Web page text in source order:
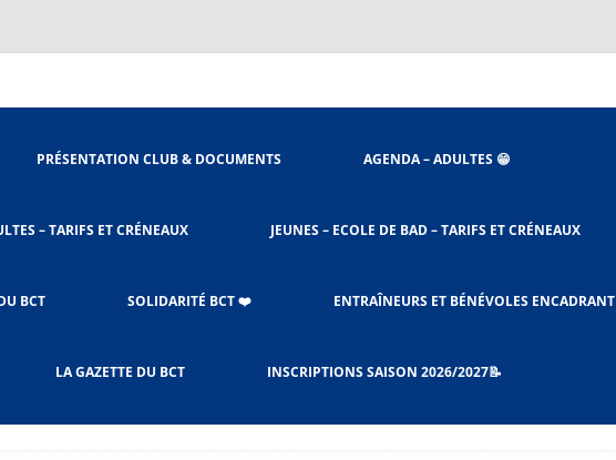
PRÉSENTATION CLUB & DOCUMENTS
LE RÈGLEMENT INTÉRIEUR
ADULTES & JEUNES
LES CRÉNEAUX ET TARIFS
AGENDA – ADULTES 😁
– TARIFS ET CRÉNEAUX JEUNES – ECOLE DE BAD – TARIFS ET CRÉNEAUX
BCT SOLIDARITÉ BCT ❤️ ENTRAÎNEURS ET BÉNÉVOLES ENCADRANT
LA GAZETTE DU BCT INSCRIPTIONS SAISON 2026/2027📝